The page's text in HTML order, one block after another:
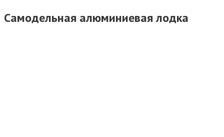
Самодельная алюминиевая лодка